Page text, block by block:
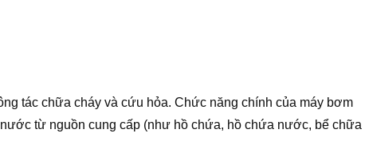
tác chữa cháy và cứu hỏa. Chức năng chính của máy bơm
từ nguồn cung cấp (như hồ chứa, hồ chứa nước, bể chữa